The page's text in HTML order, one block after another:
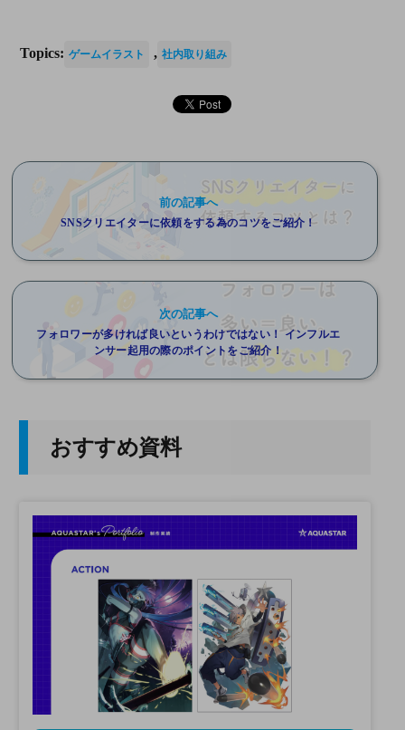
Topics: ゲームイラスト , 社内取り組み
前の記事へ
SNSクリエイターに依頼をする為のコツをご紹介！
次の記事へ
フォロワーが多ければ良いというわけではない！ インフルエ
ンサー起用の際のポイントをご紹介！
おすすめ資料